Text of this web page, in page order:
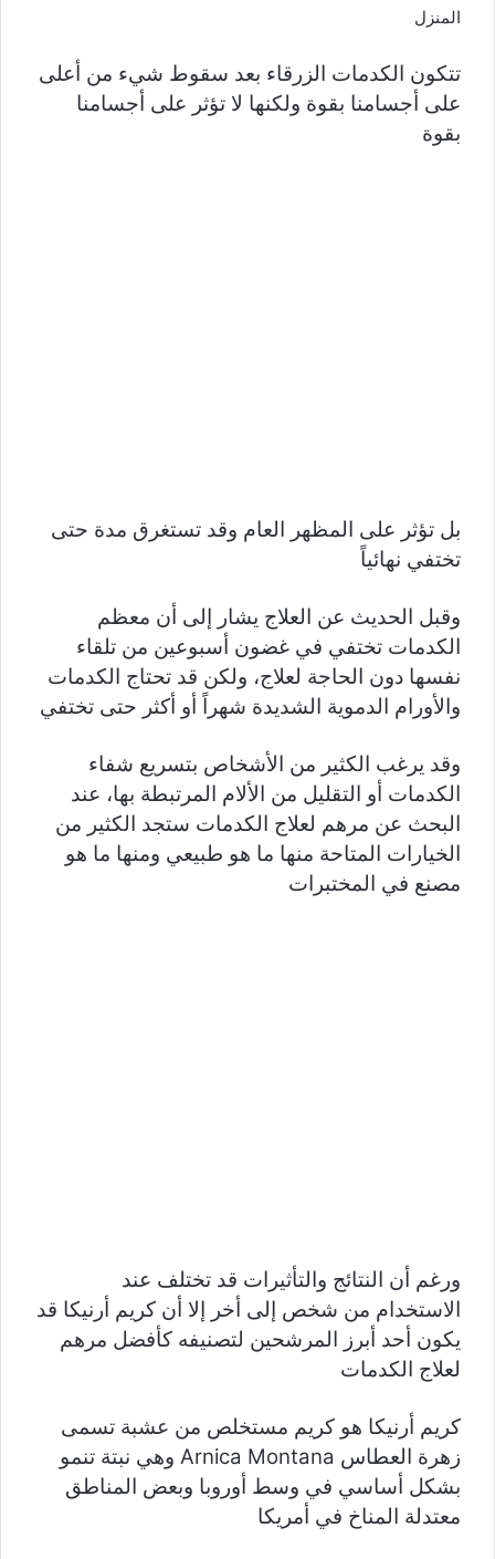
المنزل
تتكون الكدمات الزرقاء بعد سقوط شيء من أعلى
على أجسامنا بقوة ولكنها لا تؤثر على أجسامنا
بقوة
بل تؤثر على المظهر العام وقد تستغرق مدة حتى
تختفي نهائياً
وقبل الحديث عن العلاج يشار إلى أن معظم
الكدمات تختفي في غضون أسبوعين من تلقاء
نفسها دون الحاجة لعلاج، ولكن قد تحتاج الكدمات
والأورام الدموية الشديدة شهراً أو أكثر حتى تختفي
وقد يرغب الكثير من الأشخاص بتسريع شفاء
الكدمات أو التقليل من الألام المرتبطة بها، عند
البحث عن مرهم لعلاج الكدمات ستجد الكثير من
الخيارات المتاحة منها ما هو طبيعي ومنها ما هو
مصنع في المختبرات
ورغم أن النتائج والتأثيرات قد تختلف عند
الاستخدام من شخص إلى أخر إلا أن كريم أرنيكا قد
يكون أحد أبرز المرشحين لتصنيفه كأفضل مرهم
لعلاج الكدمات
كريم أرنيكا هو كريم مستخلص من عشبة تسمى
زهرة العطاس Arnica Montana وهي نبتة تنمو
بشكل أساسي في وسط أوروبا وبعض المناطق
معتدلة المناخ في أمريكا